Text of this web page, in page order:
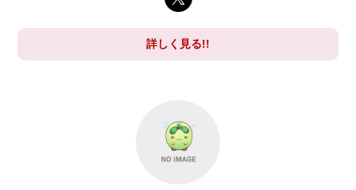
詳しく見る!!